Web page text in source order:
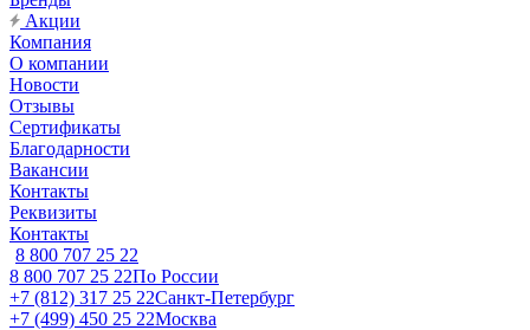
Акции
Компания
О компании
Новости
Отзывы
Сертификаты
Благодарности
Вакансии
Контакты
Реквизиты
Контакты
8 800 707 25 22
8 800 707 25 22По России
+7 (812) 317 25 22Санкт-Петербург
+7 (499) 450 25 22Москва